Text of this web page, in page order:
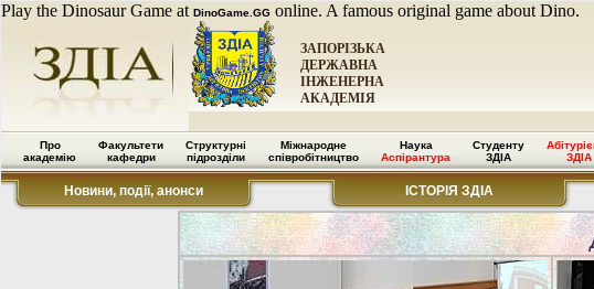
Play the Dinosaur Game at DinoGame.GG online. A famous original game about Dino.
ЗАПОРІЗЬКА
ДЕРЖАВНА
ІНЖЕНЕРНА
АКАДЕМІЯ
Про
академію
Факультети
кафедри
Структурні
підрозділи
Міжнародне
співробітництво
Наука
Аспірантура
Студенту
ЗДІА
ЗДІА
Новини, події, анонси ІСТОРІЯ ЗДІА